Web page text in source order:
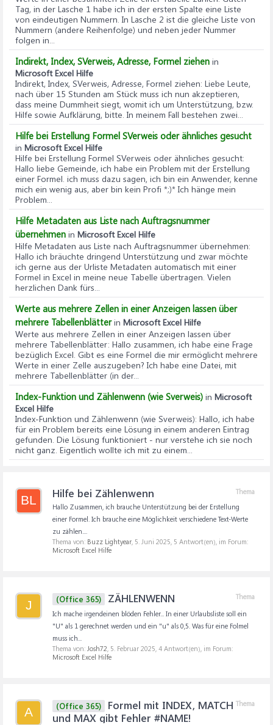
Tag, in der Lasche 1 habe ich in der ersten Spalte eine Liste
von eindeutigen Nummern. In Lasche 2 ist die gleiche Liste von
Nummern (andere Reihenfolge) und neben jeder Nummer
folgen in...
Indirekt, Index, SVerweis, Adresse, Formel ziehen in
Microsoft Excel Hilfe
Indirekt, Index, SVerweis, Adresse, Formel ziehen: Liebe Leute,
nach über 15 Stunden am Stück muss ich nun akzeptieren,
dass meine Dummheit siegt, womit ich um Unterstützung, bzw.
Hilfe sowie Aufklärung, bitte. In meinem Fall bestehen zwei...
Hilfe bei Erstellung Formel SVerweis oder ähnliches gesucht
in Microsoft Excel Hilfe
Hilfe bei Erstellung Formel SVerweis oder ähnliches gesucht:
Hallo liebe Gemeinde, ich habe ein Problem mit der Erstellung
einer Formel. ich muss dazu sagen, ich bin ein Anwender, kenne
mich ein wenig aus, aber bin kein Profi *;)* Ich hänge mein
Problem...
Hilfe Metadaten aus Liste nach Auftragsnummer
übernehmen in Microsoft Excel Hilfe
Hilfe Metadaten aus Liste nach Auftragsnummer übernehmen:
Hallo ich bräuchte dringend Unterstützung und zwar möchte
ich gerne aus der Urliste Metadaten automatisch mit einer
Formel in Excel in meine neue Tabelle übertragen. Vielen
herzlichen Dank fürs...
Werte aus mehrere Zellen in einer Anzeigen lassen über
mehrere Tabellenblätterin Microsoft Excel Hilfe
Werte aus mehrere Zellen in einer Anzeigen lassen über
mehrere Tabellenblätter: Hallo zusammen, ich habe eine Frage
bezüglich Excel. Gibt es eine Formel die mir ermöglicht mehrere
Werte in einer Zelle auszugeben? Ich habe eine Datei, mit
mehrere Tabellenblätter (in der...
Index-Funktion und Zählenwenn (wie Sverweis) in Microsoft
Excel Hilfe
Index-Funktion und Zählenwenn (wie Sverweis): Hallo, ich habe
für ein Problem bereits eine Lösung in einem anderen Eintrag
gefunden. Die Lösung funktioniert - nur verstehe ich sie noch
nicht ganz. Eigentlich wollte ich mit zu einem...
BL
Thema
Hilfe bei Zählenwenn
Hallo Zusammen, ich brauche Unterstützung bei der Erstellung
einer Formel. Ich brauche eine Möglichkeit verschiedene Text-Werte
zu zählen....
Thema von: Buzz Lightyear, 5. Juni 2025, 5 Antwort(en), im Forum:
Microsoft Excel Hilfe
J
Thema
(Office 365) ZÄHLENWENN
Ich mache irgendeinen blöden Fehler... In einer Urlaubsliste soll ein
"U" als 1 gerechnet werden und ein "u" als 0,5. Was für eine Folmel
muss ich...
Thema von: Josh72, 5. Februar 2025, 4 Antwort(en), im Forum:
Microsoft Excel Hilfe
A
Thema
(Office 365)
Formel mit INDEX, MATCH
und MAX gibt Fehler #NAME!